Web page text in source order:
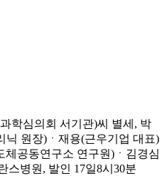
학심의회 서기관)씨 별세, 박
닉 원장)ㆍ재용(근우기업 대표)
공동연구소 연구원)ㆍ김경심
스병원, 발인 17일8시30분